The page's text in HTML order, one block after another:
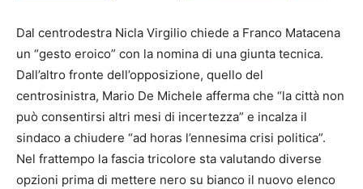
Dal centrodestra Nicla Virgilio chiede a Franco Matacena
un “gesto eroico” con la nomina di una giunta tecnica.
Dall’altro fronte dell’opposizione, quello del
centrosinistra, Mario De Michele afferma che “la città non
può consentirsi altri mesi di incertezza” e incalza il
sindaco a chiudere “ad horas l’ennesima crisi politica”.
Nel frattempo la fascia tricolore sta valutando diverse
opzioni prima di mettere nero su bianco il nuovo elenco